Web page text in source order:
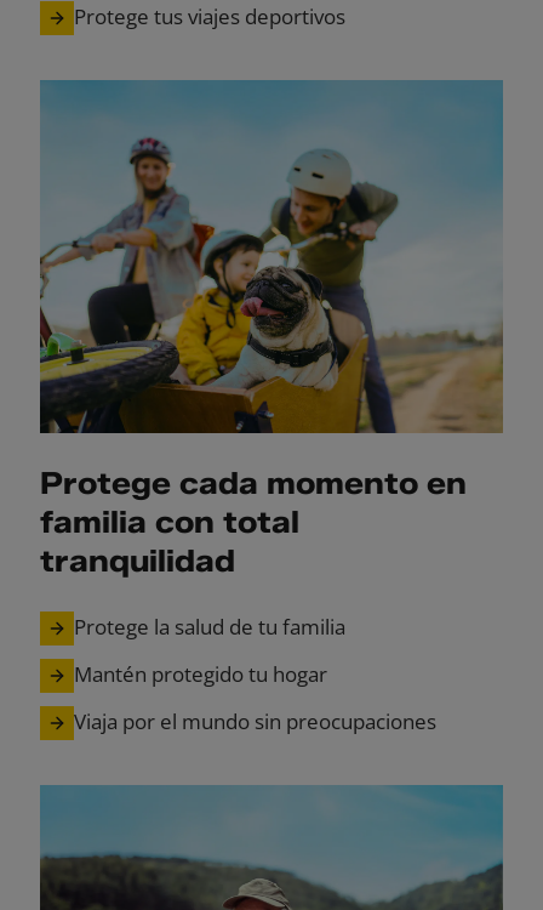
Protege tus viajes deportivos
Protege cada momento en
familia con total
tranquilidad
Protege la salud de tu familia
Mantén protegido tu hogar
Viaja por el mundo sin preocupaciones